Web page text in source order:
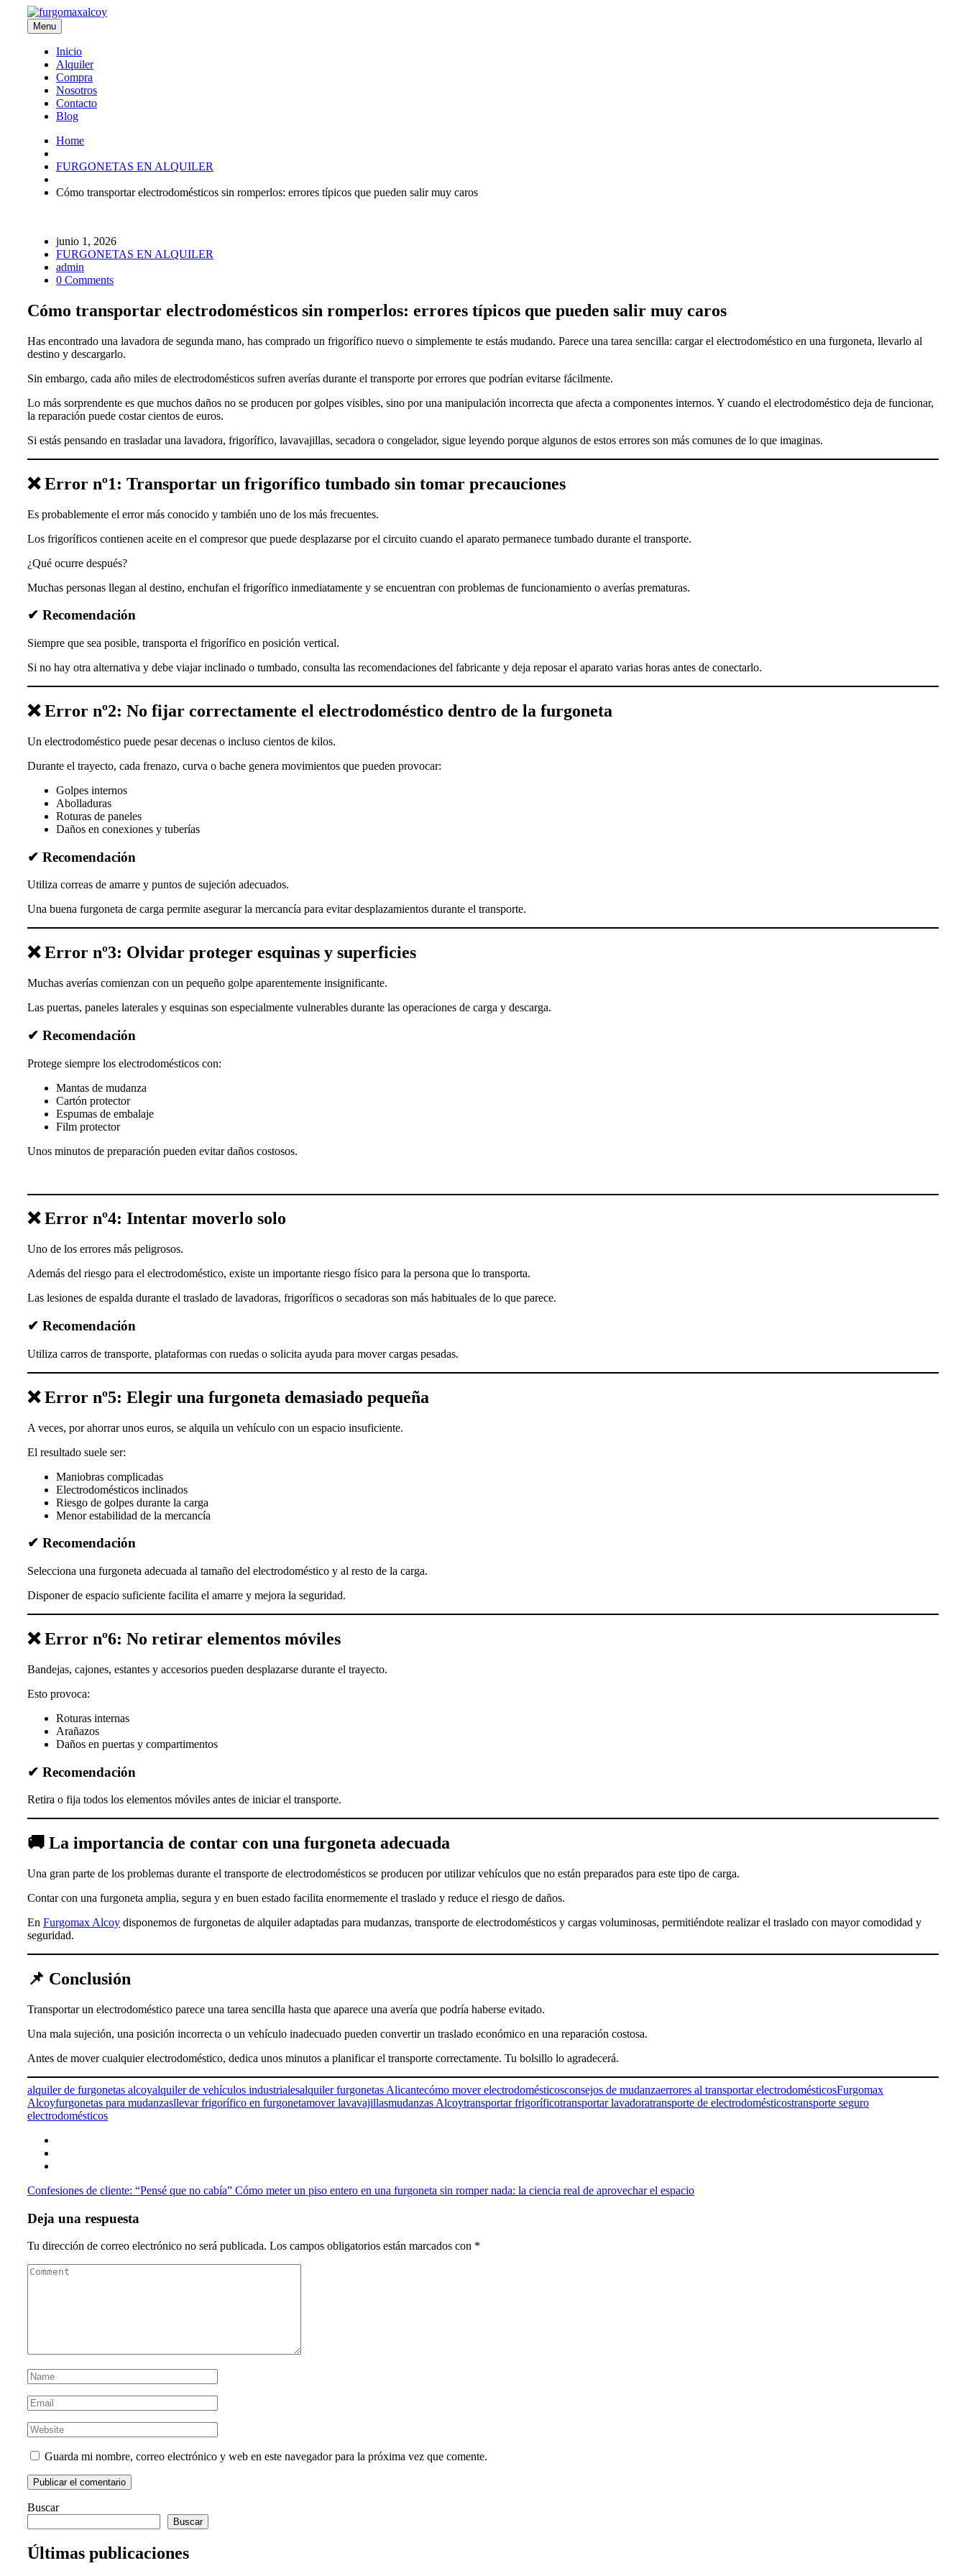
Menu
Inicio
Alquiler
Compra
Nosotros
Contacto
Blog
Home
FURGONETAS EN ALQUILER
Cómo transportar electrodomésticos sin romperlos: errores típicos que pueden salir muy caros
junio 1, 2026
FURGONETAS EN ALQUILER
admin
0 Comments
Cómo transportar electrodomésticos sin romperlos: errores típicos que pueden salir muy caros
Has encontrado una lavadora de segunda mano, has comprado un frigorífico nuevo o simplemente te estás mudando. Parece una tarea sencilla: cargar el electrodoméstico en una furgoneta, llevarlo al
destino y descargarlo.
Sin embargo, cada año miles de electrodomésticos sufren averías durante el transporte por errores que podrían evitarse fácilmente.
Lo más sorprendente es que muchos daños no se producen por golpes visibles, sino por una manipulación incorrecta que afecta a componentes internos. Y cuando el electrodoméstico deja de funcionar,
la reparación puede costar cientos de euros.
Si estás pensando en trasladar una lavadora, frigorífico, lavavajillas, secadora o congelador, sigue leyendo porque algunos de estos errores son más comunes de lo que imaginas.
❌ Error nº1: Transportar un frigorífico tumbado sin tomar precauciones
Es probablemente el error más conocido y también uno de los más frecuentes.
Los frigoríficos contienen aceite en el compresor que puede desplazarse por el circuito cuando el aparato permanece tumbado durante el transporte.
¿Qué ocurre después?
Muchas personas llegan al destino, enchufan el frigorífico inmediatamente y se encuentran con problemas de funcionamiento o averías prematuras.
✔ Recomendación
Siempre que sea posible, transporta el frigorífico en posición vertical.
Si no hay otra alternativa y debe viajar inclinado o tumbado, consulta las recomendaciones del fabricante y deja reposar el aparato varias horas antes de conectarlo.
❌ Error nº2: No fijar correctamente el electrodoméstico dentro de la furgoneta
Un electrodoméstico puede pesar decenas o incluso cientos de kilos.
Durante el trayecto, cada frenazo, curva o bache genera movimientos que pueden provocar:
Golpes internos
Abolladuras
Roturas de paneles
Daños en conexiones y tuberías
✔ Recomendación
Utiliza correas de amarre y puntos de sujeción adecuados.
Una buena furgoneta de carga permite asegurar la mercancía para evitar desplazamientos durante el transporte.
❌ Error nº3: Olvidar proteger esquinas y superficies
Muchas averías comienzan con un pequeño golpe aparentemente insignificante.
Las puertas, paneles laterales y esquinas son especialmente vulnerables durante las operaciones de carga y descarga.
✔ Recomendación
Protege siempre los electrodomésticos con:
Mantas de mudanza
Cartón protector
Espumas de embalaje
Film protector
Unos minutos de preparación pueden evitar daños costosos.
❌ Error nº4: Intentar moverlo solo
Uno de los errores más peligrosos.
Además del riesgo para el electrodoméstico, existe un importante riesgo físico para la persona que lo transporta.
Las lesiones de espalda durante el traslado de lavadoras, frigoríficos o secadoras son más habituales de lo que parece.
✔ Recomendación
Utiliza carros de transporte, plataformas con ruedas o solicita ayuda para mover cargas pesadas.
❌ Error nº5: Elegir una furgoneta demasiado pequeña
A veces, por ahorrar unos euros, se alquila un vehículo con un espacio insuficiente.
El resultado suele ser:
Maniobras complicadas
Electrodomésticos inclinados
Riesgo de golpes durante la carga
Menor estabilidad de la mercancía
✔ Recomendación
Selecciona una furgoneta adecuada al tamaño del electrodoméstico y al resto de la carga.
Disponer de espacio suficiente facilita el amarre y mejora la seguridad.
❌ Error nº6: No retirar elementos móviles
Bandejas, cajones, estantes y accesorios pueden desplazarse durante el trayecto.
Esto provoca:
Roturas internas
Arañazos
Daños en puertas y compartimentos
✔ Recomendación
Retira o fija todos los elementos móviles antes de iniciar el transporte.
🚚 La importancia de contar con una furgoneta adecuada
Una gran parte de los problemas durante el transporte de electrodomésticos se producen por utilizar vehículos que no están preparados para este tipo de carga.
Contar con una furgoneta amplia, segura y en buen estado facilita enormemente el traslado y reduce el riesgo de daños.
En Furgomax Alcoy disponemos de furgonetas de alquiler adaptadas para mudanzas, transporte de electrodomésticos y cargas voluminosas, permitiéndote realizar el traslado con mayor comodidad y
seguridad.
📌 Conclusión
Transportar un electrodoméstico parece una tarea sencilla hasta que aparece una avería que podría haberse evitado.
Una mala sujeción, una posición incorrecta o un vehículo inadecuado pueden convertir un traslado económico en una reparación costosa.
Antes de mover cualquier electrodoméstico, dedica unos minutos a planificar el transporte correctamente. Tu bolsillo lo agradecerá.
alquiler de furgonetas alcoyalquiler de vehículos industrialesalquiler furgonetas Alicantecómo mover electrodomésticosconsejos de mudanzaerrores al transportar electrodomésticosFurgomax
Alcoyfurgonetas para mudanzasllevar frigorífico en furgonetamover lavavajillasmudanzas Alcoytransportar frigoríficotransportar lavadoratransporte de electrodomésticostransporte seguro
electrodomésticos
Confesiones de cliente: “Pensé que no cabía” Cómo meter un piso entero en una furgoneta sin romper nada: la ciencia real de aprovechar el espacio
Deja una respuesta
Tu dirección de correo electrónico no será publicada. Los campos obligatorios están marcados con *
Guarda mi nombre, correo electrónico y web en este navegador para la próxima vez que comente.
Buscar
Buscar
Últimas publicaciones